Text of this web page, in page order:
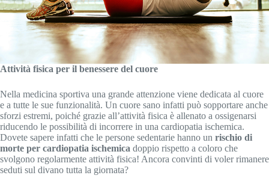
Attività fisica per il benessere del cuore
Nella medicina sportiva una grande attenzione viene dedicata al cuore
e a tutte le sue funzionalità. Un cuore sano infatti può sopportare anche
sforzi estremi, poiché grazie all’attività fisica è allenato a ossigenarsi
riducendo le possibilità di incorrere in una cardiopatia ischemica.
Dovete sapere infatti che le persone sedentarie hanno un rischio di
morte per cardiopatia ischemica doppio rispetto a coloro che
svolgono regolarmente attività fisica! Ancora convinti di voler rimanere
seduti sul divano tutta la giornata?